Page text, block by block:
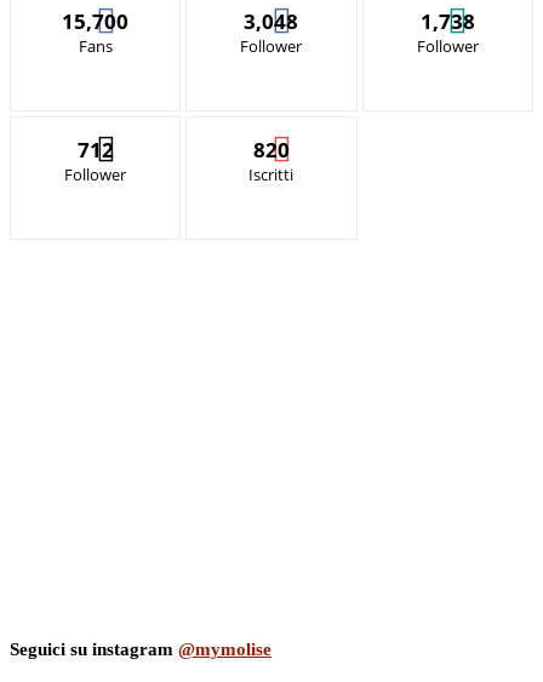
15,700
Fans
3,048
Follower
1,738
Follower
712
Follower
820
Iscritti
Seguici su instagram @mymolise